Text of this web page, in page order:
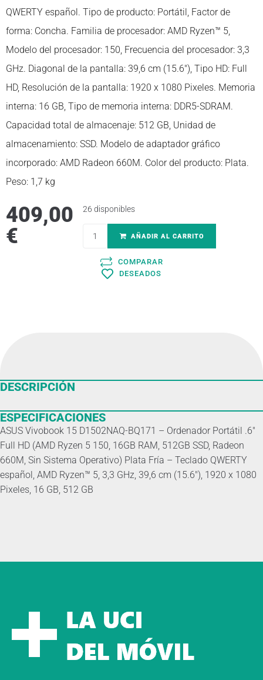
QWERTY español. Tipo de producto: Portátil, Factor de
forma: Concha. Familia de procesador: AMD Ryzen™ 5,
Modelo del procesador: 150, Frecuencia del procesador: 3,3
GHz. Diagonal de la pantalla: 39,6 cm (15.6″), Tipo HD: Full
HD, Resolución de la pantalla: 1920 x 1080 Pixeles. Memoria
interna: 16 GB, Tipo de memoria interna: DDR5-SDRAM.
Capacidad total de almacenaje: 512 GB, Unidad de
almacenamiento: SSD. Modelo de adaptador gráfico
incorporado: AMD Radeon 660M. Color del producto: Plata.
Peso: 1,7 kg
409,00
€
26 disponibles
AÑADIR AL CARRITO
COMPARAR
DESEADOS
DESCRIPCIÓN
ESPECIFICACIONES
ASUS Vivobook 15 D1502NAQ-BQ171 – Ordenador Portátil .6″
Full HD (AMD Ryzen 5 150, 16GB RAM, 512GB SSD, Radeon
660M, Sin Sistema Operativo) Plata Fría – Teclado QWERTY
español, AMD Ryzen™ 5, 3,3 GHz, 39,6 cm (15.6″), 1920 x 1080
Pixeles, 16 GB, 512 GB